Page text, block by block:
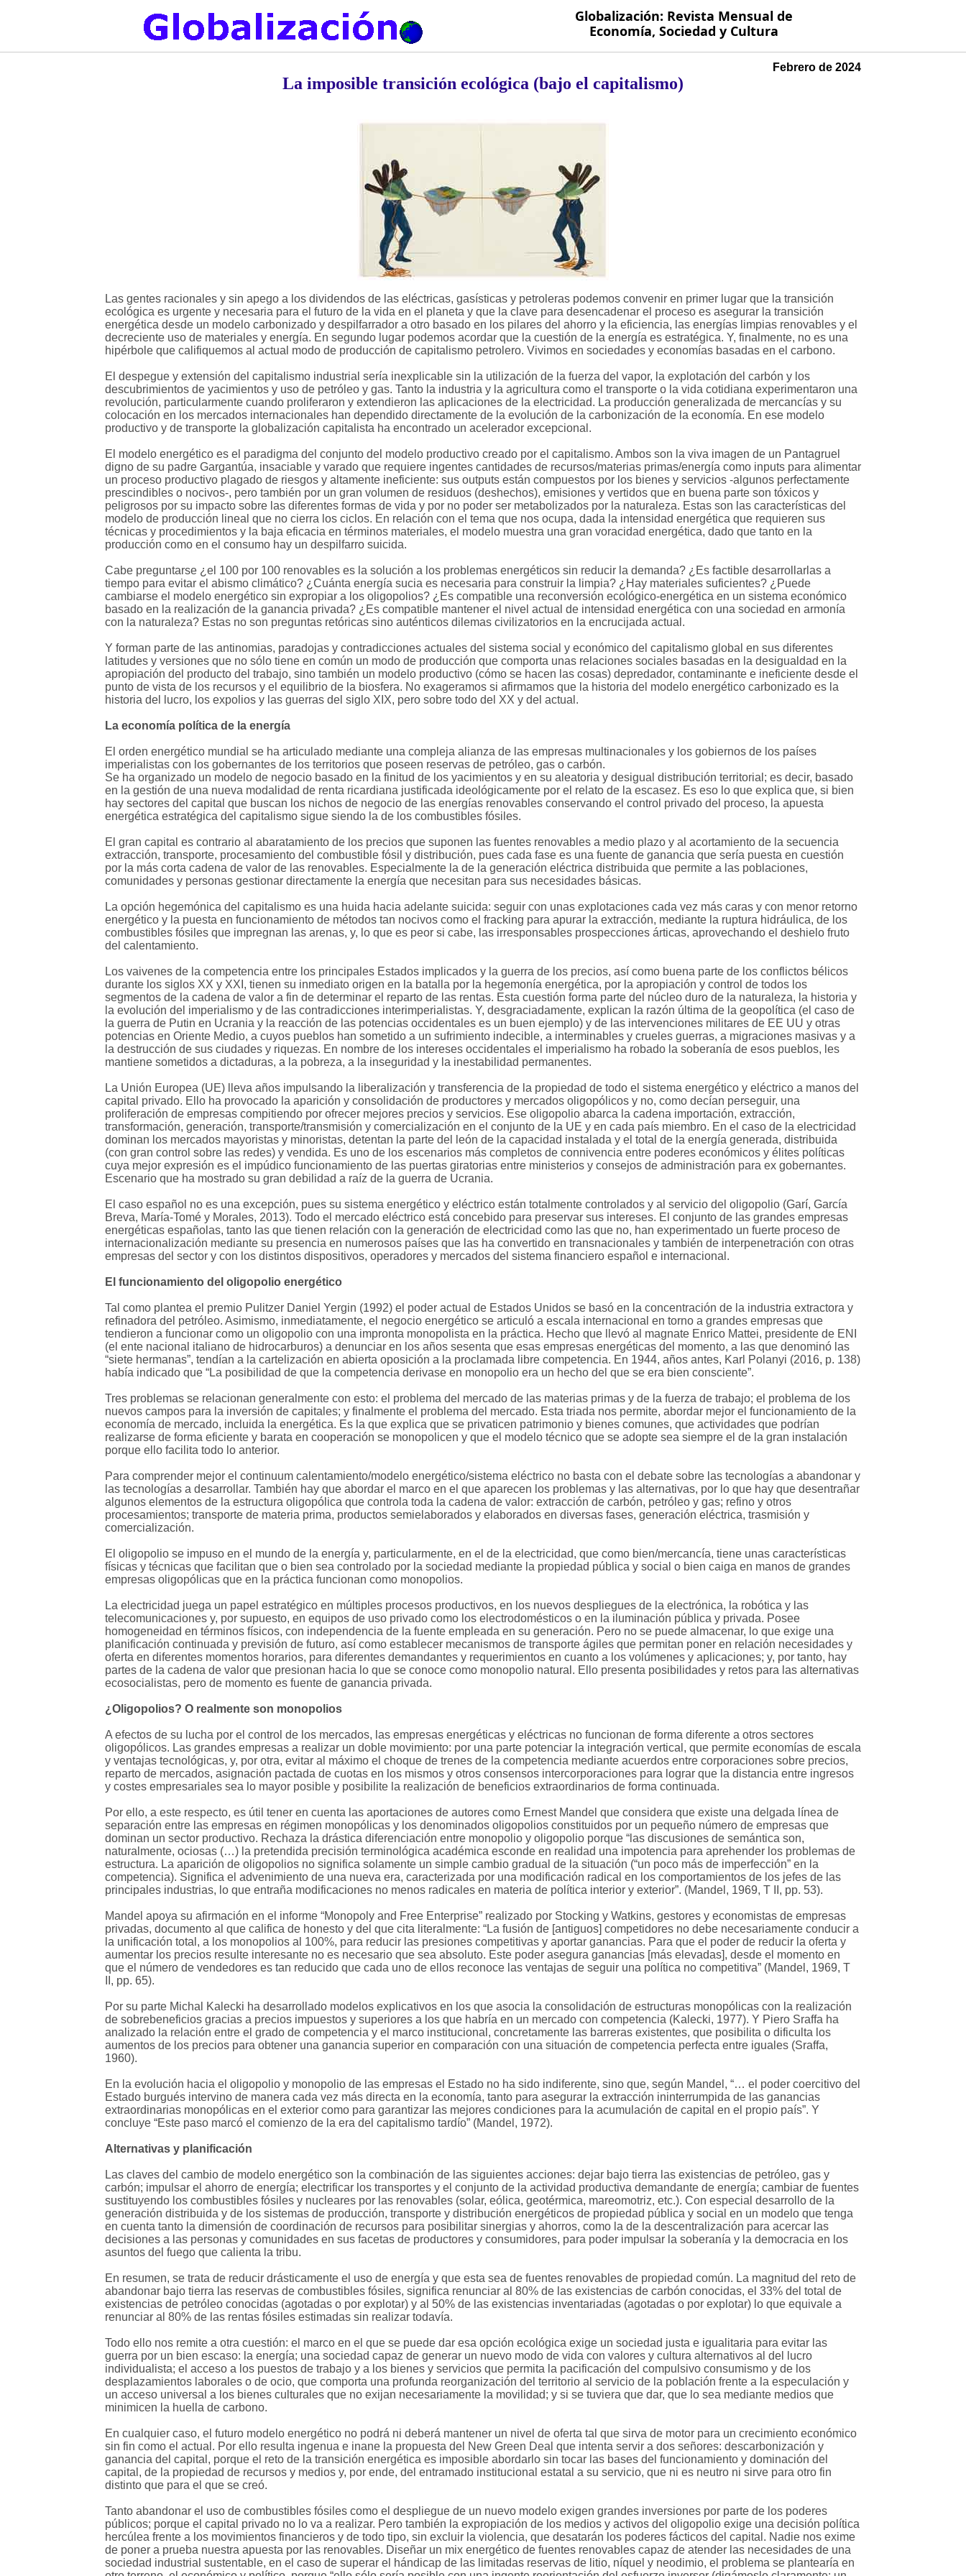
Globalización: Revista Mensual de
Economía, Sociedad y Cultura
Febrero de 2024
La imposible transición ecológica (bajo el capitalismo)
Las gentes racionales y sin apego a los dividendos de las eléctricas, gasísticas y petroleras podemos convenir en primer lugar que la transición
ecológica es urgente y necesaria para el futuro de la vida en el planeta y que la clave para desencadenar el proceso es asegurar la transición
energética desde un modelo carbonizado y despilfarrador a otro basado en los pilares del ahorro y la eficiencia, las energías limpias renovables y el
decreciente uso de materiales y energía. En segundo lugar podemos acordar que la cuestión de la energía es estratégica. Y, finalmente, no es una
hipérbole que califiquemos al actual modo de producción de capitalismo petrolero. Vivimos en sociedades y economías basadas en el carbono.
El despegue y extensión del capitalismo industrial sería inexplicable sin la utilización de la fuerza del vapor, la explotación del carbón y los
descubrimientos de yacimientos y uso de petróleo y gas. Tanto la industria y la agricultura como el transporte o la vida cotidiana experimentaron una
revolución, particularmente cuando proliferaron y extendieron las aplicaciones de la electricidad. La producción generalizada de mercancías y su
colocación en los mercados internacionales han dependido directamente de la evolución de la carbonización de la economía. En ese modelo
productivo y de transporte la globalización capitalista ha encontrado un acelerador excepcional.
El modelo energético es el paradigma del conjunto del modelo productivo creado por el capitalismo. Ambos son la viva imagen de un Pantagruel
digno de su padre Gargantúa, insaciable y varado que requiere ingentes cantidades de recursos/materias primas/energía como inputs para alimentar
un proceso productivo plagado de riesgos y altamente ineficiente: sus outputs están compuestos por los bienes y servicios -algunos perfectamente
prescindibles o nocivos-, pero también por un gran volumen de residuos (deshechos), emisiones y vertidos que en buena parte son tóxicos y
peligrosos por su impacto sobre las diferentes formas de vida y por no poder ser metabolizados por la naturaleza. Estas son las características del
modelo de producción lineal que no cierra los ciclos. En relación con el tema que nos ocupa, dada la intensidad energética que requieren sus
técnicas y procedimientos y la baja eficacia en términos materiales, el modelo muestra una gran voracidad energética, dado que tanto en la
producción como en el consumo hay un despilfarro suicida.
Cabe preguntarse ¿el 100 por 100 renovables es la solución a los problemas energéticos sin reducir la demanda? ¿Es factible desarrollarlas a
tiempo para evitar el abismo climático? ¿Cuánta energía sucia es necesaria para construir la limpia? ¿Hay materiales suficientes? ¿Puede
cambiarse el modelo energético sin expropiar a los oligopolios? ¿Es compatible una reconversión ecológico-energética en un sistema económico
basado en la realización de la ganancia privada? ¿Es compatible mantener el nivel actual de intensidad energética con una sociedad en armonía
con la naturaleza? Estas no son preguntas retóricas sino auténticos dilemas civilizatorios en la encrucijada actual.
Y forman parte de las antinomias, paradojas y contradicciones actuales del sistema social y económico del capitalismo global en sus diferentes
latitudes y versiones que no sólo tiene en común un modo de producción que comporta unas relaciones sociales basadas en la desigualdad en la
apropiación del producto del trabajo, sino también un modelo productivo (cómo se hacen las cosas) depredador, contaminante e ineficiente desde el
punto de vista de los recursos y el equilibrio de la biosfera. No exageramos si afirmamos que la historia del modelo energético carbonizado es la
historia del lucro, los expolios y las guerras del siglo XIX, pero sobre todo del XX y del actual.
La economía política de la energía
El orden energético mundial se ha articulado mediante una compleja alianza de las empresas multinacionales y los gobiernos de los países
imperialistas con los gobernantes de los territorios que poseen reservas de petróleo, gas o carbón.
Se ha organizado un modelo de negocio basado en la finitud de los yacimientos y en su aleatoria y desigual distribución territorial; es decir, basado
en la gestión de una nueva modalidad de renta ricardiana justificada ideológicamente por el relato de la escasez. Es eso lo que explica que, si bien
hay sectores del capital que buscan los nichos de negocio de las energías renovables conservando el control privado del proceso, la apuesta
energética estratégica del capitalismo sigue siendo la de los combustibles fósiles.
El gran capital es contrario al abaratamiento de los precios que suponen las fuentes renovables a medio plazo y al acortamiento de la secuencia
extracción, transporte, procesamiento del combustible fósil y distribución, pues cada fase es una fuente de ganancia que sería puesta en cuestión
por la más corta cadena de valor de las renovables. Especialmente la de la generación eléctrica distribuida que permite a las poblaciones,
comunidades y personas gestionar directamente la energía que necesitan para sus necesidades básicas.
La opción hegemónica del capitalismo es una huida hacia adelante suicida: seguir con unas explotaciones cada vez más caras y con menor retorno
energético y la puesta en funcionamiento de métodos tan nocivos como el fracking para apurar la extracción, mediante la ruptura hidráulica, de los
combustibles fósiles que impregnan las arenas, y, lo que es peor si cabe, las irresponsables prospecciones árticas, aprovechando el deshielo fruto
del calentamiento.
Los vaivenes de la competencia entre los principales Estados implicados y la guerra de los precios, así como buena parte de los conflictos bélicos
durante los siglos XX y XXI, tienen su inmediato origen en la batalla por la hegemonía energética, por la apropiación y control de todos los
segmentos de la cadena de valor a fin de determinar el reparto de las rentas. Esta cuestión forma parte del núcleo duro de la naturaleza, la historia y
la evolución del imperialismo y de las contradicciones interimperialistas. Y, desgraciadamente, explican la razón última de la geopolítica (el caso de
la guerra de Putin en Ucrania y la reacción de las potencias occidentales es un buen ejemplo) y de las intervenciones militares de EE UU y otras
potencias en Oriente Medio, a cuyos pueblos han sometido a un sufrimiento indecible, a interminables y crueles guerras, a migraciones masivas y a
la destrucción de sus ciudades y riquezas. En nombre de los intereses occidentales el imperialismo ha robado la soberanía de esos pueblos, les
mantiene sometidos a dictaduras, a la pobreza, a la inseguridad y la inestabilidad permanentes.
La Unión Europea (UE) lleva años impulsando la liberalización y transferencia de la propiedad de todo el sistema energético y eléctrico a manos del
capital privado. Ello ha provocado la aparición y consolidación de productores y mercados oligopólicos y no, como decían perseguir, una
proliferación de empresas compitiendo por ofrecer mejores precios y servicios. Ese oligopolio abarca la cadena importación, extracción,
transformación, generación, transporte/transmisión y comercialización en el conjunto de la UE y en cada país miembro. En el caso de la electricidad
dominan los mercados mayoristas y minoristas, detentan la parte del león de la capacidad instalada y el total de la energía generada, distribuida
(con gran control sobre las redes) y vendida. Es uno de los escenarios más completos de connivencia entre poderes económicos y élites políticas
cuya mejor expresión es el impúdico funcionamiento de las puertas giratorias entre ministerios y consejos de administración para ex gobernantes.
Escenario que ha mostrado su gran debilidad a raíz de la guerra de Ucrania.
El caso español no es una excepción, pues su sistema energético y eléctrico están totalmente controlados y al servicio del oligopolio (Garí, García
Breva, María-Tomé y Morales, 2013). Todo el mercado eléctrico está concebido para preservar sus intereses. El conjunto de las grandes empresas
energéticas españolas, tanto las que tienen relación con la generación de electricidad como las que no, han experimentado un fuerte proceso de
internacionalización mediante su presencia en numerosos países que las ha convertido en transnacionales y también de interpenetración con otras
empresas del sector y con los distintos dispositivos, operadores y mercados del sistema financiero español e internacional.
El funcionamiento del oligopolio energético
Tal como plantea el premio Pulitzer Daniel Yergin (1992) el poder actual de Estados Unidos se basó en la concentración de la industria extractora y
refinadora del petróleo. Asimismo, inmediatamente, el negocio energético se articuló a escala internacional en torno a grandes empresas que
tendieron a funcionar como un oligopolio con una impronta monopolista en la práctica. Hecho que llevó al magnate Enrico Mattei, presidente de ENI
(el ente nacional italiano de hidrocarburos) a denunciar en los años sesenta que esas empresas energéticas del momento, a las que denominó las
“siete hermanas”, tendían a la cartelización en abierta oposición a la proclamada libre competencia. En 1944, años antes, Karl Polanyi (2016, p. 138)
había indicado que “La posibilidad de que la competencia derivase en monopolio era un hecho del que se era bien consciente”.
Tres problemas se relacionan generalmente con esto: el problema del mercado de las materias primas y de la fuerza de trabajo; el problema de los
nuevos campos para la inversión de capitales; y finalmente el problema del mercado. Esta triada nos permite, abordar mejor el funcionamiento de la
economía de mercado, incluida la energética. Es la que explica que se privaticen patrimonio y bienes comunes, que actividades que podrían
realizarse de forma eficiente y barata en cooperación se monopolicen y que el modelo técnico que se adopte sea siempre el de la gran instalación
porque ello facilita todo lo anterior.
Para comprender mejor el continuum calentamiento/modelo energético/sistema eléctrico no basta con el debate sobre las tecnologías a abandonar y
las tecnologías a desarrollar. También hay que abordar el marco en el que aparecen los problemas y las alternativas, por lo que hay que desentrañar
algunos elementos de la estructura oligopólica que controla toda la cadena de valor: extracción de carbón, petróleo y gas; refino y otros
procesamientos; transporte de materia prima, productos semielaborados y elaborados en diversas fases, generación eléctrica, trasmisión y
comercialización.
El oligopolio se impuso en el mundo de la energía y, particularmente, en el de la electricidad, que como bien/mercancía, tiene unas características
físicas y técnicas que facilitan que o bien sea controlado por la sociedad mediante la propiedad pública y social o bien caiga en manos de grandes
empresas oligopólicas que en la práctica funcionan como monopolios.
La electricidad juega un papel estratégico en múltiples procesos productivos, en los nuevos despliegues de la electrónica, la robótica y las
telecomunicaciones y, por supuesto, en equipos de uso privado como los electrodomésticos o en la iluminación pública y privada. Posee
homogeneidad en términos físicos, con independencia de la fuente empleada en su generación. Pero no se puede almacenar, lo que exige una
planificación continuada y previsión de futuro, así como establecer mecanismos de transporte ágiles que permitan poner en relación necesidades y
oferta en diferentes momentos horarios, para diferentes demandantes y requerimientos en cuanto a los volúmenes y aplicaciones; y, por tanto, hay
partes de la cadena de valor que presionan hacia lo que se conoce como monopolio natural. Ello presenta posibilidades y retos para las alternativas
ecosocialistas, pero de momento es fuente de ganancia privada.
¿Oligopolios? O realmente son monopolios
A efectos de su lucha por el control de los mercados, las empresas energéticas y eléctricas no funcionan de forma diferente a otros sectores
oligopólicos. Las grandes empresas a realizar un doble movimiento: por una parte potenciar la integración vertical, que permite economías de escala
y ventajas tecnológicas, y, por otra, evitar al máximo el choque de trenes de la competencia mediante acuerdos entre corporaciones sobre precios,
reparto de mercados, asignación pactada de cuotas en los mismos y otros consensos intercorporaciones para lograr que la distancia entre ingresos
y costes empresariales sea lo mayor posible y posibilite la realización de beneficios extraordinarios de forma continuada.
Por ello, a este respecto, es útil tener en cuenta las aportaciones de autores como Ernest Mandel que considera que existe una delgada línea de
separación entre las empresas en régimen monopólicas y los denominados oligopolios constituidos por un pequeño número de empresas que
dominan un sector productivo. Rechaza la drástica diferenciación entre monopolio y oligopolio porque “las discusiones de semántica son,
naturalmente, ociosas (…) la pretendida precisión terminológica académica esconde en realidad una impotencia para aprehender los problemas de
estructura. La aparición de oligopolios no significa solamente un simple cambio gradual de la situación (“un poco más de imperfección” en la
competencia). Significa el advenimiento de una nueva era, caracterizada por una modificación radical en los comportamientos de los jefes de las
principales industrias, lo que entraña modificaciones no menos radicales en materia de política interior y exterior”. (Mandel, 1969, T II, pp. 53).
Mandel apoya su afirmación en el informe “Monopoly and Free Enterprise” realizado por Stocking y Watkins, gestores y economistas de empresas
privadas, documento al que califica de honesto y del que cita literalmente: “La fusión de [antiguos] competidores no debe necesariamente conducir a
la unificación total, a los monopolios al 100%, para reducir las presiones competitivas y aportar ganancias. Para que el poder de reducir la oferta y
aumentar los precios resulte interesante no es necesario que sea absoluto. Este poder asegura ganancias [más elevadas], desde el momento en
que el número de vendedores es tan reducido que cada uno de ellos reconoce las ventajas de seguir una política no competitiva” (Mandel, 1969, T
II, pp. 65).
Por su parte Michal Kalecki ha desarrollado modelos explicativos en los que asocia la consolidación de estructuras monopólicas con la realización
de sobrebeneficios gracias a precios impuestos y superiores a los que habría en un mercado con competencia (Kalecki, 1977). Y Piero Sraffa ha
analizado la relación entre el grado de competencia y el marco institucional, concretamente las barreras existentes, que posibilita o dificulta los
aumentos de los precios para obtener una ganancia superior en comparación con una situación de competencia perfecta entre iguales (Sraffa,
1960).
En la evolución hacia el oligopolio y monopolio de las empresas el Estado no ha sido indiferente, sino que, según Mandel, “… el poder coercitivo del
Estado burgués intervino de manera cada vez más directa en la economía, tanto para asegurar la extracción ininterrumpida de las ganancias
extraordinarias monopólicas en el exterior como para garantizar las mejores condiciones para la acumulación de capital en el propio país”. Y
concluye “Este paso marcó el comienzo de la era del capitalismo tardío” (Mandel, 1972).
Alternativas y planificación
Las claves del cambio de modelo energético son la combinación de las siguientes acciones: dejar bajo tierra las existencias de petróleo, gas y
carbón; impulsar el ahorro de energía; electrificar los transportes y el conjunto de la actividad productiva demandante de energía; cambiar de fuentes
sustituyendo los combustibles fósiles y nucleares por las renovables (solar, eólica, geotérmica, mareomotriz, etc.). Con especial desarrollo de la
generación distribuida y de los sistemas de producción, transporte y distribución energéticos de propiedad pública y social en un modelo que tenga
en cuenta tanto la dimensión de coordinación de recursos para posibilitar sinergias y ahorros, como la de la descentralización para acercar las
decisiones a las personas y comunidades en sus facetas de productores y consumidores, para poder impulsar la soberanía y la democracia en los
asuntos del fuego que calienta la tribu.
En resumen, se trata de reducir drásticamente el uso de energía y que esta sea de fuentes renovables de propiedad común. La magnitud del reto de
abandonar bajo tierra las reservas de combustibles fósiles, significa renunciar al 80% de las existencias de carbón conocidas, el 33% del total de
existencias de petróleo conocidas (agotadas o por explotar) y al 50% de las existencias inventariadas (agotadas o por explotar) lo que equivale a
renunciar al 80% de las rentas fósiles estimadas sin realizar todavía.
Todo ello nos remite a otra cuestión: el marco en el que se puede dar esa opción ecológica exige un sociedad justa e igualitaria para evitar las
guerra por un bien escaso: la energía; una sociedad capaz de generar un nuevo modo de vida con valores y cultura alternativos al del lucro
individualista; el acceso a los puestos de trabajo y a los bienes y servicios que permita la pacificación del compulsivo consumismo y de los
desplazamientos laborales o de ocio, que comporta una profunda reorganización del territorio al servicio de la población frente a la especulación y
un acceso universal a los bienes culturales que no exijan necesariamente la movilidad; y si se tuviera que dar, que lo sea mediante medios que
minimicen la huella de carbono.
En cualquier caso, el futuro modelo energético no podrá ni deberá mantener un nivel de oferta tal que sirva de motor para un crecimiento económico
sin fin como el actual. Por ello resulta ingenua e inane la propuesta del New Green Deal que intenta servir a dos señores: descarbonización y
ganancia del capital, porque el reto de la transición energética es imposible abordarlo sin tocar las bases del funcionamiento y dominación del
capital, de la propiedad de recursos y medios y, por ende, del entramado institucional estatal a su servicio, que ni es neutro ni sirve para otro fin
distinto que para el que se creó.
Tanto abandonar el uso de combustibles fósiles como el despliegue de un nuevo modelo exigen grandes inversiones por parte de los poderes
públicos; porque el capital privado no lo va a realizar. Pero también la expropiación de los medios y activos del oligopolio exige una decisión política
hercúlea frente a los movimientos financieros y de todo tipo, sin excluir la violencia, que desatarán los poderes fácticos del capital. Nadie nos exime
de poner a prueba nuestra apuesta por las renovables. Diseñar un mix energético de fuentes renovables capaz de atender las necesidades de una
sociedad industrial sustentable, en el caso de superar el hándicap de las limitadas reservas de litio, níquel y neodimio, el problema se plantearía en